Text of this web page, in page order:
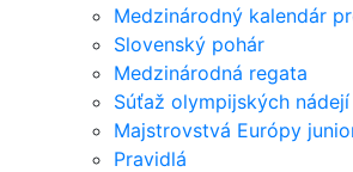
Medzinárodný kalendár
Slovenský pohár
Medzinárodná regata
Súťaž olympijských nádejí
Majstrovstvá Európy
Pravidlá